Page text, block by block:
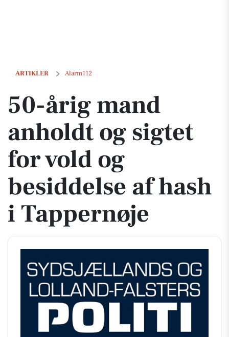
ARTIKLER Alarm112
50-årig mand anholdt og sigtet for vold og besiddelse af hash i
50-årig mand
anholdt og sigtet
for vold og
besiddelse af hash
i Tappernøje